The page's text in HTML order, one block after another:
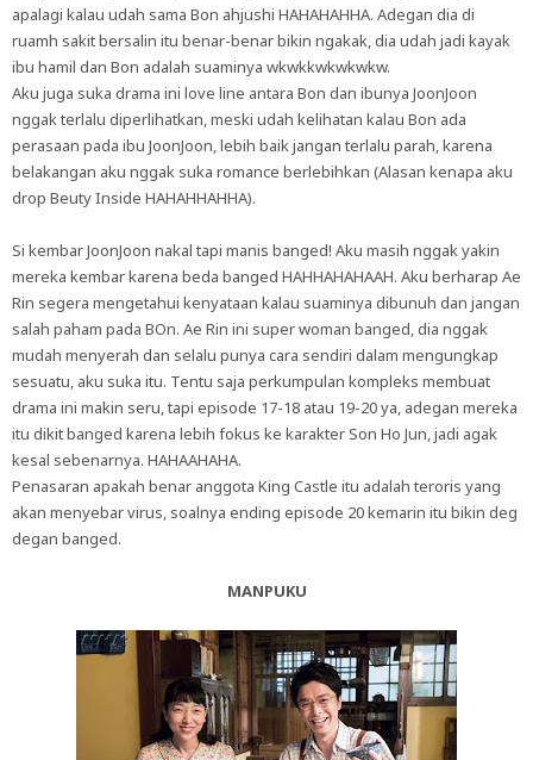
apalagi kalau udah sama Bon ahjushi HAHAHAHHA. Adegan dia di
ruamh sakit bersalin itu benar-benar bikin ngakak, dia udah jadi kayak
ibu hamil dan Bon adalah suaminya wkwkkwkwkwkw.
Aku juga suka drama ini love line antara Bon dan ibunya JoonJoon
nggak terlalu diperlihatkan, meski udah kelihatan kalau Bon ada
perasaan pada ibu JoonJoon, lebih baik jangan terlalu parah, karena
belakangan aku nggak suka romance berlebihkan (Alasan kenapa aku
drop Beuty Inside HAHAHHAHHA).
Si kembar JoonJoon nakal tapi manis banged! Aku masih nggak yakin
mereka kembar karena beda banged HAHHAHAHAAH. Aku berharap Ae
Rin segera mengetahui kenyataan kalau suaminya dibunuh dan jangan
salah paham pada BOn. Ae Rin ini super woman banged, dia nggak
mudah menyerah dan selalu punya cara sendiri dalam mengungkap
sesuatu, aku suka itu. Tentu saja perkumpulan kompleks membuat
drama ini makin seru, tapi episode 17-18 atau 19-20 ya, adegan mereka
itu dikit banged karena lebih fokus ke karakter Son Ho Jun, jadi agak
kesal sebenarnya. HAHAAHAHA.
Penasaran apakah benar anggota King Castle itu adalah teroris yang
akan menyebar virus, soalnya ending episode 20 kemarin itu bikin deg
degan banged.
MANPUKU